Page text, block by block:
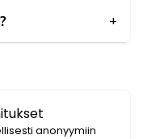
anonyymiin